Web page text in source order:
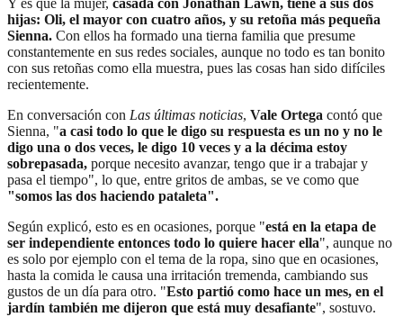
Y es que la mujer, casada con Jonathan Lawn, tiene a sus dos
hijas: Oli, el mayor con cuatro años, y su retoña más pequeña
Sienna. Con ellos ha formado una tierna familia que presume
constantemente en sus redes sociales, aunque no todo es tan bonito
con sus retoñas como ella muestra, pues las cosas han sido difíciles
recientemente.
En conversación con Las últimas noticias, Vale Ortega contó que
Sienna, "a casi todo lo que le digo su respuesta es un no y no le
digo una o dos veces, le digo 10 veces y a la décima estoy
sobrepasada, porque necesito avanzar, tengo que ir a trabajar y
pasa el tiempo", lo que, entre gritos de ambas, se ve como que
"somos las dos haciendo pataleta".
Según explicó, esto es en ocasiones, porque "está en la etapa de
ser independiente entonces todo lo quiere hacer ella", aunque no
es solo por ejemplo con el tema de la ropa, sino que en ocasiones,
hasta la comida le causa una irritación tremenda, cambiando sus
gustos de un día para otro. "Esto partió como hace un mes, en el
jardín también me dijeron que está muy desafiante", sostuvo.